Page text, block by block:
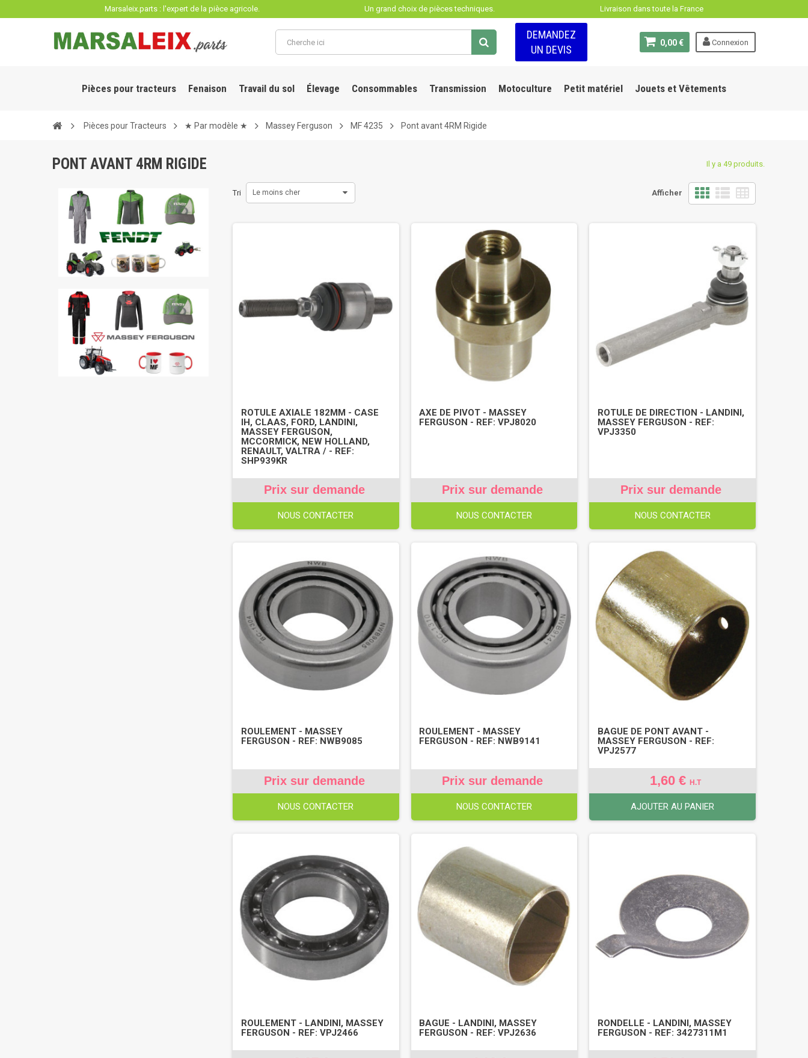
Marsaleix.parts : l'expert de la pièce agricole. Un grand choix de pièces techniques. Livraison dans toute la France
Connexion
0,00 €
DEMANDEZ
UN DEVIS
Pièces pour tracteurs Fenaison Travail du sol Élevage Consommables Transmission Motoculture Petit matériel Jouets et Vêtements
Pièces pour Tracteurs ★ Par modèle ★ Massey Ferguson MF 4235 Pont avant 4RM Rigide
PONT AVANT 4RM RIGIDE Il y a 49 produits.
Afficher
Tri Le moins cher
ROTULE AXIALE 182MM - CASE
IH, CLAAS, FORD, LANDINI,
MASSEY FERGUSON,
MCCORMICK, NEW HOLLAND,
RENAULT, VALTRA / - REF:
SHP939KR
Prix sur demande
NOUS CONTACTER
AXE DE PIVOT - MASSEY
FERGUSON - REF: VPJ8020
Prix sur demande
NOUS CONTACTER
ROTULE DE DIRECTION - LANDINI,
MASSEY FERGUSON - REF:
VPJ3350
Prix sur demande
NOUS CONTACTER
ROULEMENT - MASSEY
FERGUSON - REF: NWB9085
Prix sur demande
NOUS CONTACTER
ROULEMENT - MASSEY
FERGUSON - REF: NWB9141
Prix sur demande
NOUS CONTACTER
BAGUE DE PONT AVANT -
MASSEY FERGUSON - REF:
VPJ2577
1,60 €H.T
AJOUTER AU PANIER
ROULEMENT - LANDINI, MASSEY
FERGUSON - REF: VPJ2466
BAGUE - LANDINI, MASSEY
FERGUSON - REF: VPJ2636
RONDELLE - LANDINI, MASSEY
FERGUSON - REF: 3427311M1
Panneau de gestion des cookies